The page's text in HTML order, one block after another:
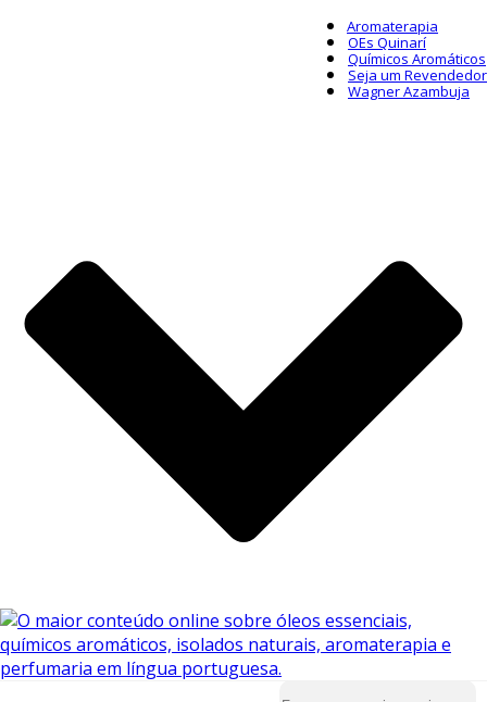
Aromaterapia
OEs Quinarí
Químicos Aromáticos
Seja um Revendedor
Wagner Azambuja